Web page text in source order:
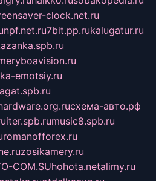
clock.net.ru
npf.net.ru7bit.pp.rukalugatur.ru
emotsiy.ru
agat.spb.ru
схема-авто.рф
music8.spb.ru
romanofforex.ru
zosikamery.ru
COM.SUhohota.netalimy.ru